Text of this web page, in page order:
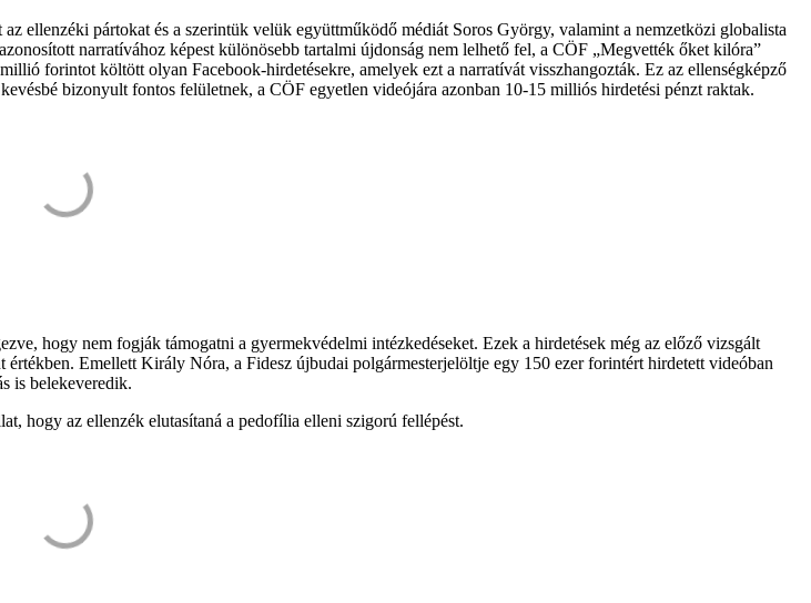
ellenzéki pártokat és a szerintük velük együttműködő médiát Soros György, valamint a nemzetközi globalista
narratívához képest különösebb tartalmi újdonság nem lelhető fel, a CÖF „Megvették őket kilóra”
forintot költött olyan Facebook-hirdetésekre, amelyek ezt a narratívát visszhangozták. Ez az ellenségképző
bizonyult fontos felületnek, a CÖF egyetlen videójára azonban 10-15 milliós hirdetési pénzt raktak.
hogy nem fogják támogatni a gyermekvédelmi intézkedéseket. Ezek a hirdetések még az előző vizsgált
Emellett Király Nóra, a Fidesz újbudai polgármesterjelöltje egy 150 ezer forintért hirdetett videóban
is belekeveredik.
hogy az ellenzék elutasítaná a pedofília elleni szigorú fellépést.